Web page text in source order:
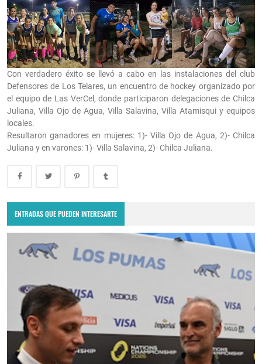
Con verdadero éxito se llevó a cabo en las instalaciones del club
Defensores de Los Telares, un encuentro de hockey organizado por
el equipo de Las VerCel, donde participaron delegaciones de Chilca
Juliana, Villa Ojo de Agua, Villa Salavina, Villa Atamisqui y equipos
locales.
Resultaron ganadores en mujeres: 1)- Villa Ojo de Agua, 2)- Chilca
Juliana y en varones: 1)- Villa Salavina, 2)- Chilca Juliana.
ENTRADAS QUE PUEDEN INTERESARTE